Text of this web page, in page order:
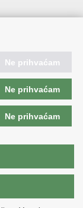
Ne prihvaćam
Ne prihvaćam
Ne prihvaćam